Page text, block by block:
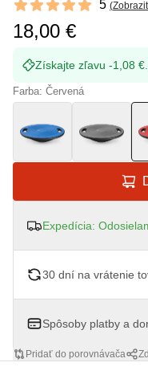
Reviews
5 out of 5 stars 5 (
18,00 €
Získajte zľavu -1,08 €.
Farba: Červená
Expedícia:
30 dní na vrátenie
Spôsoby platby a
Pridať do porovnávača